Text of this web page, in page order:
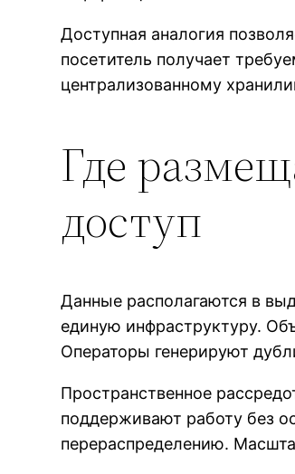
Доступная аналогия
посетитель получает
централизованному
Где
доступ
Данные располагаются в
единую инфраструктуру.
Операторы генерируют
Пространственное
поддерживают работу без
перераспределению.